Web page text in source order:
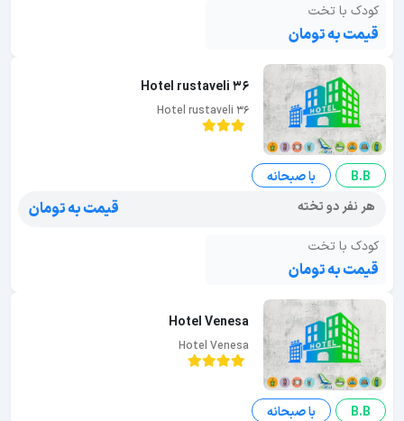
کودک با تخت
قیمت به تومان
Hotel rustaveli 36
Hotel rustaveli 36
B.B
با صبحانه
هر نفر دو تخته
قیمت به تومان
کودک با تخت
قیمت به تومان
Hotel Venesa
Hotel Venesa
B.B
با صبحانه